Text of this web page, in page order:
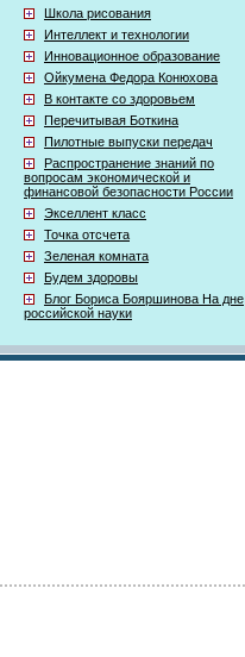
Школа рисования
Интеллект и технологии
Инновационное образование
Ойкумена Федора Конюхова
В контакте со здоровьем
Перечитывая Боткина
Пилотные выпуски передач
Распространение знаний по
вопросам экономической и
финансовой безопасности России
Экселлент класс
Точка отсчета
Зеленая комната
Будем здоровы
Блог Бориса Бояршинова На дне
российской науки